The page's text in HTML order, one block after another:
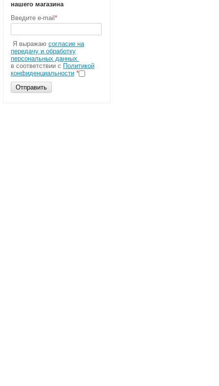
нашего магазина
Введите e-mail *
Я выражаю согласие на
передачу и обработку
персональных данных
в соответствии с Политикой
конфиденциальности *
Отправить